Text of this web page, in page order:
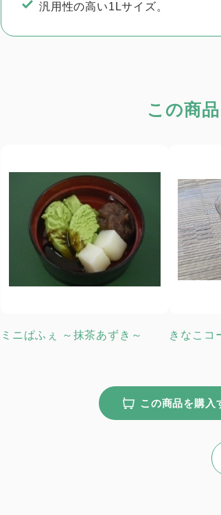
汎用性の高い1Lサイズ。
この商
ミニぱふぇ ～抹茶あずき～ きなこコ
この商品を購入